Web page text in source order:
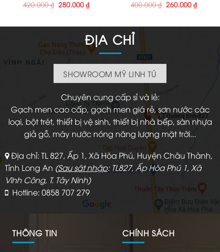
420.000₫ Giá
gốc
280.000 ₫Giá
hiện
280.000 ₫.
400.000₫ Giá
gốc
260.000 ₫Giá
hiện
ĐỊA CHỈ
SHOWROOM MỸ LINH TÚ
Chuyên cung cấp sỉ và lẻ:
Gạch men cao cấp, gạch men giá rẻ, sơn nước các
loại, bột trét, thiết bị vệ sinh, thiết bị nhà bếp, sàn nhựa
giả gỗ, máy nước nóng năng lượng mặt trời...
Địa chỉ: TL 827, Ấp 1, Xã Hòa Phú, Huyện Châu Thành,
Tỉnh Long An (Sau sát nhập: TL827, Ấp Hòa Phú 1, Xã
Vĩnh Công, T. Tây Ninh)
Hotline: 0858 707 279
THÔNG TIN CHÍNH SÁCH